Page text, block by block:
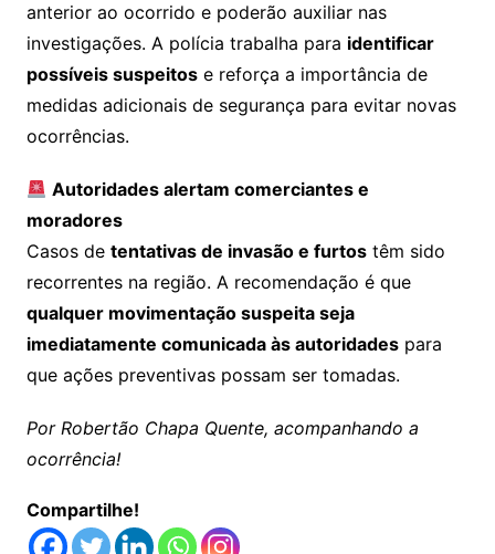
anterior ao ocorrido e poderão auxiliar nas
investigações. A polícia trabalha para identificar
possíveis suspeitose reforça a importância de
medidas adicionais de segurança para evitar novas
ocorrências.
Autoridades alertam comerciantes e
moradores
Casos de tentativas de invasão e furtostêm sido
recorrentes na região. A recomendação é que
qualquer movimentação suspeita seja
imediatamente comunicada às autoridadespara
que ações preventivas possam ser tomadas.
Por Robertão Chapa Quente, acompanhando a
ocorrência!
Compartilhe!